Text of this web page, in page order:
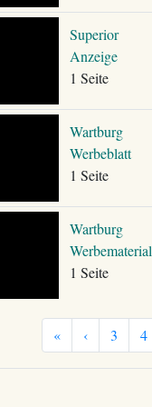
Superior
Anzeige
1 Seite
Wartburg
Werbeblatt
1 Seite
Wartburg
Werbematerial
1 Seite
« ‹ 3 4